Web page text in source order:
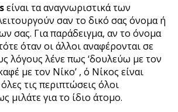
είναι τα αναγνωριστικά των
σαν το δικό σας όνομα ή
σας. Για παράδειγμα, αν το όνομα
όταν οι άλλοι αναφέρονται σε
λόγους λένε πως ‘δουλεύω με τον
με τον Νίκο’ , ΄ο Νίκος είναι
τις περιπτώσεις όλοι
μιλάτε για το ίδιο άτομο.